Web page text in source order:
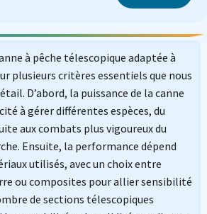
à pêche télescopique adaptée à
plusieurs critères essentiels que nous
D’abord, la puissance de la canne
à gérer différentes espèces, du
aux combats plus vigoureux du
Ensuite, la performance dépend
utilisés, avec un choix entre
ou composites pour allier sensibilité
de sections télescopiques